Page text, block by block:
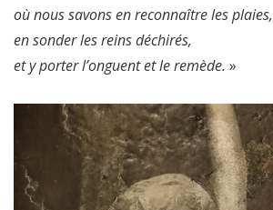
où nous savons en reconnaître les plaies,
en sonder les reins déchirés,
et y porter l’onguent et le remède. »